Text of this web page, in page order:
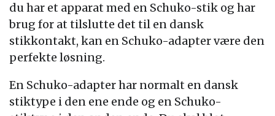
du har et apparat med en Schuko-stik og har
brug for at tilslutte det til en dansk
stikkontakt, kan en Schuko-adapter være den
perfekte løsning.
En Schuko-adapter har normalt en dansk
stiktype i den ene ende og en Schuko-